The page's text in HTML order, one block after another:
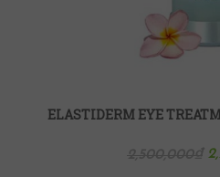
ELASTIDERM EYE